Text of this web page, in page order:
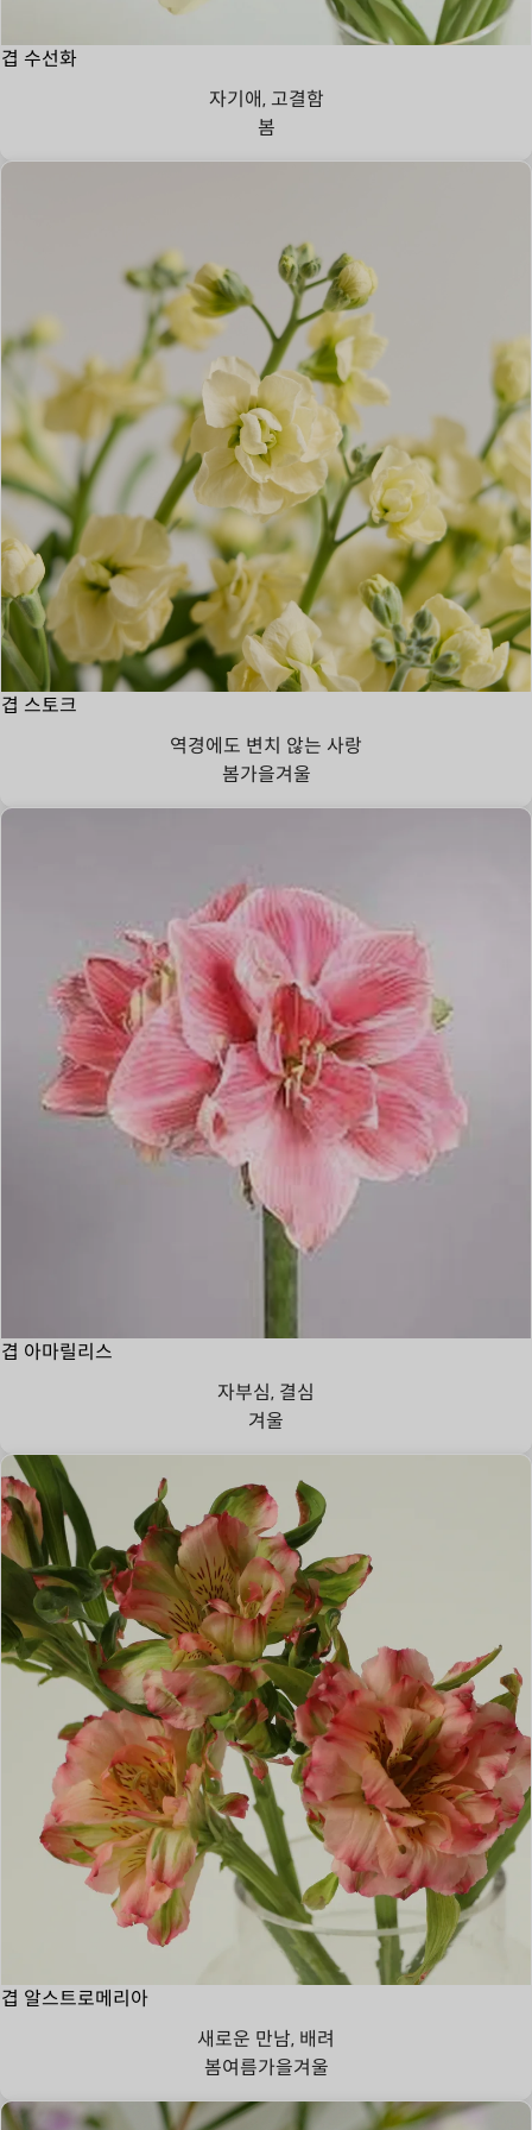
겹 수선화
자기애, 고결함
봄
겹 스토크
역경에도 변치 않는 사랑
봄가을겨울
겹 아마릴리스
자부심, 결심
겨울
겹 알스트로메리아
새로운 만남, 배려
봄여름가을겨울